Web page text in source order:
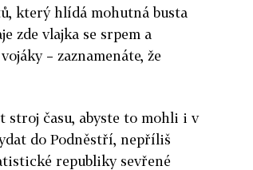
který hlídá mohutná busta
zde vlajka se srpem a
– zaznamenáte, že
stroj času, abyste to mohli i v
do Podněstří, nepříliš
republiky sevřené